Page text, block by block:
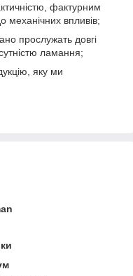
фактурним
механічних впливів;
прослужать довгі
ламання;
яку ми